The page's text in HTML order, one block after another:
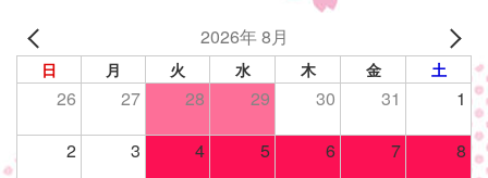
2026年 8月
日 月 火 水 木 金 土
26 27 28 29 30 31 1
2 3 4 5 6 7 8